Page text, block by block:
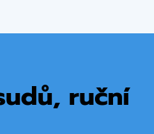
ruční